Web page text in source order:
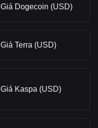
Giá Dogecoin (USD)
Giá Terra (USD)
Giá Kaspa (USD)